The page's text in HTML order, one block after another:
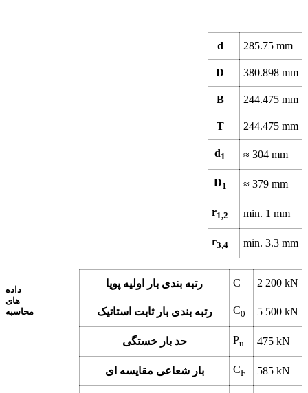
d 285.75 mm
D 380.898 mm
B 244.475 mm
T 244.475 mm
d1 ≈ 304 mm
D1 ≈ 379 mm
r1,2 min. 1 mm
r3,4 min. 3.3 mm
داده
های
محاسبه
رتبه بندی بار اولیه پویا C 2 200 kN
رتبه بندی بار ثابت استاتیک C0 5 500 kN
حد بار خستگی Pu 475 kN
بار شعاعی مقایسه ای CF 585 kN